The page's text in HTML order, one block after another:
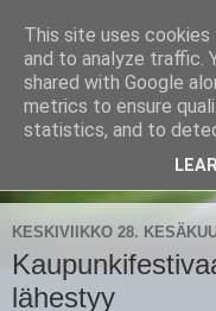
kammen- ja
KESKIVIIKKO 28.
lähestyy
This site uses
and to analyze traffic.
shared with Google
metrics to ensure
statistics, and to